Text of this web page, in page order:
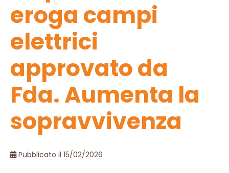
eroga campi
elettrici
approvato da
Fda. Aumenta la
sopravvivenza
Pubblicato il 15/02/2026